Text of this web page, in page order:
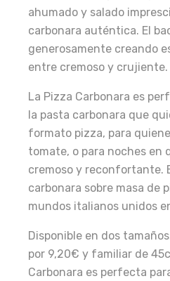
ahumado y salado
carbonara auténtica. El
generosamente creando
entre cremoso y crujiente.
La Pizza Carbonara es
la pasta carbonara que
formato pizza, para
tomate, o para noches en
cremoso y reconfortante.
carbonara sobre masa de
mundos italianos unidos
Disponible en dos
por 9,20€ y familiar de
Carbonara es perfecta